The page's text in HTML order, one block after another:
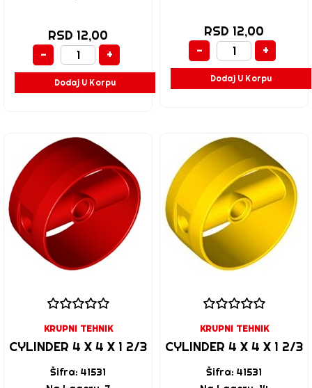
RSD 12,00
-
+
Dodaj U Korpu
RSD 12,00
-
+
Dodaj U Korpu
KRUPNI TEHNIK
CYLINDER 4 X 4 X 1 2/3
Šifra: 41531
KRUPNI TEHNIK
CYLINDER 4 X 4 X 1 2/3
Šifra: 41531